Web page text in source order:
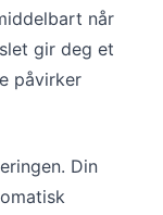
når
gir deg et
påvirker
Din